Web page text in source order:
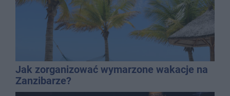
Jak zorganizować wymarzone wakacje na
Zanzibarze?